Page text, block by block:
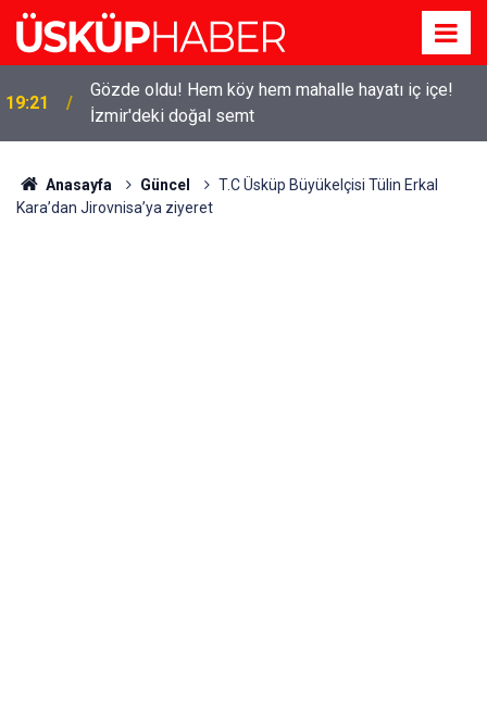
19:21
Gözde oldu! Hem köy hem mahalle hayatı iç içe!
İzmir'deki doğal semt
Anasayfa Güncel
T.C Üsküp Büyükelçisi Tülin Erkal
Kara’dan Jirovnisa’ya ziyeret